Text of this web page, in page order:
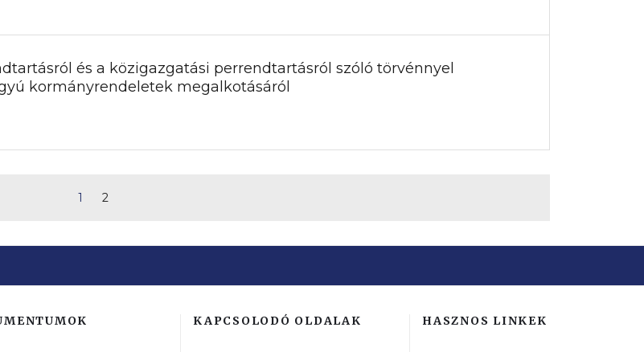
és a közigazgatási perrendtartásról szóló törvénnyel
kormányrendeletek megalkotásáról
1 2
KAPCSOLODÓ OLDALAK HASZNOS LINKEK